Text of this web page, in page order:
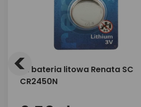
1 x bateria litowa Renata SC
CR2450N
<